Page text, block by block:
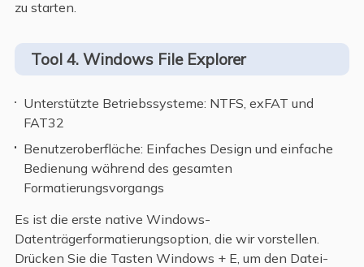
zu starten.
Tool 4. Windows File Explorer
Unterstützte Betriebssysteme: NTFS, exFAT und
FAT32
Benutzeroberfläche: Einfaches Design und einfache
Bedienung während des gesamten
Formatierungsvorgangs
Es ist die erste native Windows-
Datenträgerformatierungsoption, die wir vorstellen.
Drücken Sie die Tasten Windows + E, um den Datei-